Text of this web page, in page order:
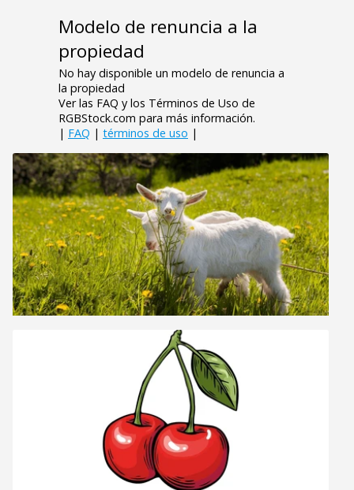
Modelo de renuncia a la
propiedad
No hay disponible un modelo de renuncia a
la propiedad
Ver las FAQ y los Términos de Uso de
RGBStock.com para más información.
| FAQ | términos de uso |